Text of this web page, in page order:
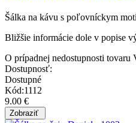
Šálka na kávu s poľovníckym
Bližšie informácie dole v popise
O prípadnej nedostupnosti tovaru
Dostupnosť:
Dostupné
Kód:1112
9.00 €